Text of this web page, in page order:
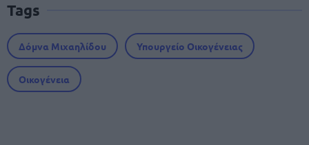
Tags
Δόμνα Μιχαηλίδου Υπουργείο Οικογένειας
Οικογένεια